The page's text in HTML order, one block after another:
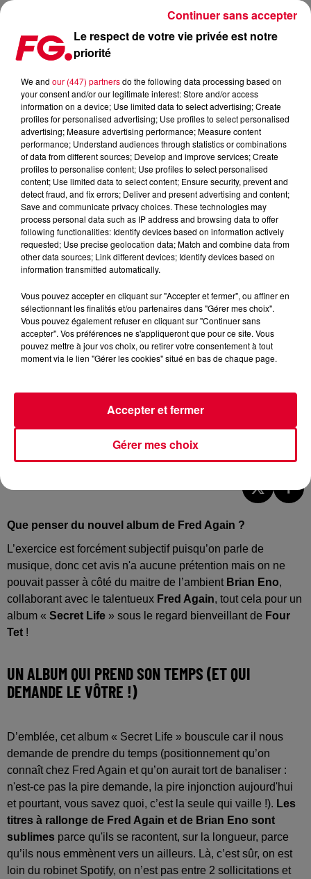
QUE PENSER DU NOUVEL ALBUM DE FRED AGAIN ?
Publié : 9 mai 2023 à 12h22 par Christophe HUBERT
Que penser du nouvel album de Fred Again ?
L’exercice est forcément subjectif puisqu’on parle de
musique, donc cet avis n'a aucune prétention mais on ne
pouvait passer à côté du maitre de l’ambient Brian Eno,
collaborant avec le talentueux Fred Again, tout cela pour un
album « Secret Life » sous le regard bienveillant de Four
Tet !
UN ALBUM QUI PREND SON TEMPS (ET QUI
DEMANDE LE VÔTRE !)
D’emblée, cet album « Secret Life » bouscule car il nous
demande de prendre du temps (positionnement qu’on
connaît chez Fred Again et qu’on aurait tort de banaliser :
n'est-ce pas la pire demande, la pire injonction aujourd'hui
et pourtant, vous savez quoi, c’est la seule qui vaille !). Les
titres à rallonge de Fred Again et de Brian Eno sont
sublimes parce qu'ils se racontent, sur la longueur, parce
qu’ils nous emmènent vers un ailleurs. Là, c’est sûr, on est
loin du robinet Spotify, on n’est pas entre 2 sollicitations et
Le respect de votre vie privée est notre
priorité
We and our (447) partnersdo the following data processing based on
your consent and/or our legitimate interest: Store and/or access
information on a device; Use limited data to select advertising; Create
profiles for personalised advertising; Use profiles to select personalised
advertising; Measure advertising performance; Measure content
performance; Understand audiences through statistics or combinations
of data from different sources; Develop and improve services; Create
profiles to personalise content; Use profiles to select personalised
content; Use limited data to select content; Ensure security, prevent and
detect fraud, and fix errors; Deliver and present advertising and content;
Save and communicate privacy choices. These technologies may
process personal data such as IP address and browsing data to offer
following functionalities: Identify devices based on information actively
requested; Use precise geolocation data; Match and combine data from
other data sources; Link different devices; Identify devices based on
information transmitted automatically.
Vous pouvez accepter en cliquant sur "Accepter et fermer", ou affiner en
sélectionnant les finalités et/ou partenaires dans "Gérer mes choix".
Vous pouvez également refuser en cliquant sur "Continuer sans
accepter". Vos préférences ne s'appliqueront que pour ce site. Vous
pouvez mettre à jour vos choix, ou retirer votre consentement à tout
moment via le lien "Gérer les cookies" situé en bas de chaque page.
Gérer mes choix
Accepter et fermer
Continuer sans accepter